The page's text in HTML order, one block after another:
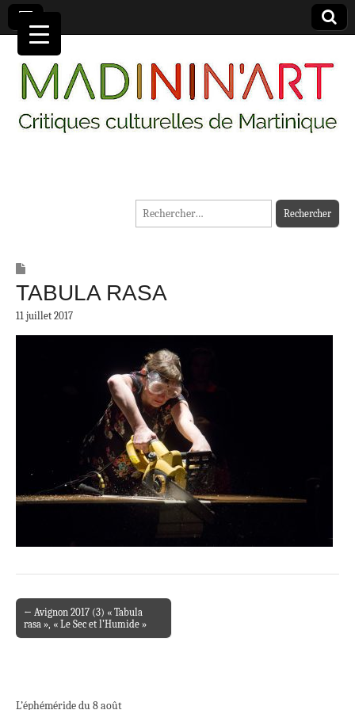
MADININ'ART
Rechercher :
TABULA RASA
11 juillet 2017
Post navigation
← Avignon 2017 (3) « Tabula
rasa », « Le Sec et l’Humide »
L’éphéméride du 8 août